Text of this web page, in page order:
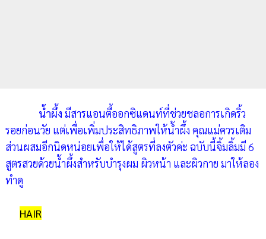
น้ำผึ้ง มีสารแอนตี้ออกซิแดนท์ที่ช่วยชลอการเกิดริ้ว
รอยก่อนวัย แต่เพื่อเพิ่มประสิทธิภาพให้น้ำผึ้ง คุณแม่ควรเติม
ส่วนผสมอีกนิดหน่อยเพื่อให้ได้สูตรที่ลงตัวค่ะ ฉบับนี้จิ้มลิ้มมี 6
สูตรสวยด้วยน้ำผึ้งสำหรับบำรุงผม ผิวหน้า และผิวกาย มาให้ลอง
ทำดู
HAIR